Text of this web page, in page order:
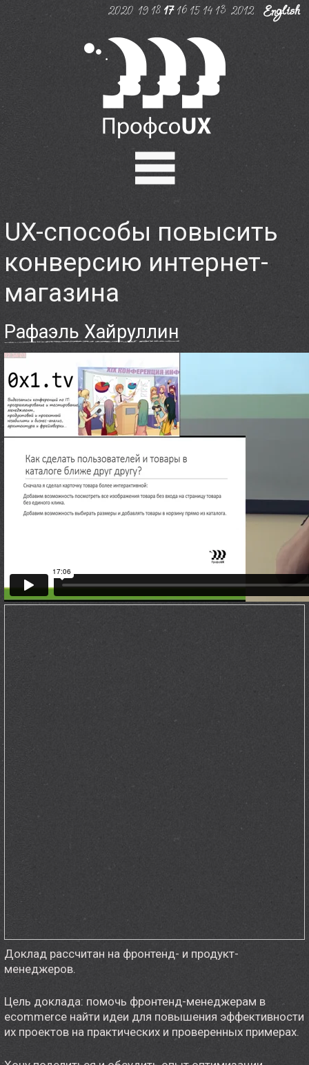
2020 19181716151413 2012 English
Регистрация
Эрик Райс
Мастер-классы
Доклады
Докладчикам
Партнёры
Контакты
UX-способы повысить
конверсию интернет-
магазина
Рафаэль Хайруллин
Доклад рассчитан на фронтенд- и продукт-
менеджеров.
Цель доклада: помочь фронтенд-менеджерам в
ecommerce найти идеи для повышения эффективности
их проектов на практических и проверенных примерах.